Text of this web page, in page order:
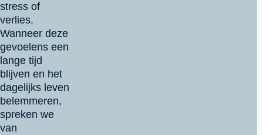
stress of
verlies.
Wanneer deze
gevoelens een
lange tijd
blijven en het
dagelijks leven
belemmeren,
spreken we
van